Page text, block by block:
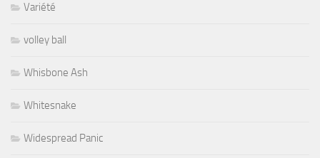
Variété
volley ball
Whisbone Ash
Whitesnake
Widespread Panic